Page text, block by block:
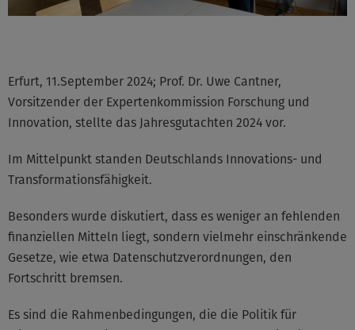
Erfurt, 11.September 2024; Prof. Dr. Uwe Cantner,
Vorsitzender der Expertenkommission Forschung und
Innovation, stellte das Jahresgutachten 2024 vor.
Im Mittelpunkt standen Deutschlands Innovations- und
Transformationsfähigkeit.
Besonders wurde diskutiert, dass es weniger an fehlenden
finanziellen Mitteln liegt, sondern vielmehr einschränkende
Gesetze, wie etwa Datenschutzverordnungen, den
Fortschritt bremsen.
Es sind die Rahmenbedingungen, die die Politik für